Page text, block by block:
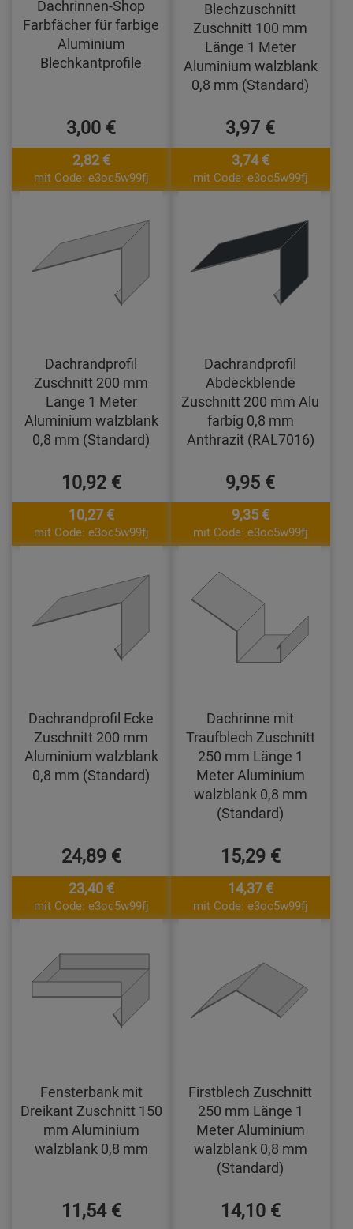
Dachrinnen-Shop
Farbfächer für farbige
Aluminium
Blechkantprofile
3,00 €
2,82 €
mit Code: e3oc5w99fj
Blechzuschnitt
Zuschnitt 100 mm
Länge 1 Meter
Aluminium walzblank
0,8 mm (Standard)
3,97 €
3,74 €
mit Code: e3oc5w99fj
Dachrandprofil
Zuschnitt 200 mm
Länge 1 Meter
Aluminium walzblank
0,8 mm (Standard)
10,92 €
10,27 €
mit Code: e3oc5w99fj
Dachrandprofil
Abdeckblende
Zuschnitt 200 mm Alu
farbig 0,8 mm
Anthrazit (RAL7016)
9,95 €
9,35 €
mit Code: e3oc5w99fj
Dachrandprofil Ecke
Zuschnitt 200 mm
Aluminium walzblank
0,8 mm (Standard)
24,89 €
23,40 €
mit Code: e3oc5w99fj
Dachrinne mit
Traufblech Zuschnitt
250 mm Länge 1
Meter Aluminium
walzblank 0,8 mm
(Standard)
15,29 €
14,37 €
mit Code: e3oc5w99fj
Fensterbank mit
Dreikant Zuschnitt 150
mm Aluminium
walzblank 0,8 mm
11,54 €
Firstblech Zuschnitt
250 mm Länge 1
Meter Aluminium
walzblank 0,8 mm
(Standard)
14,10 €